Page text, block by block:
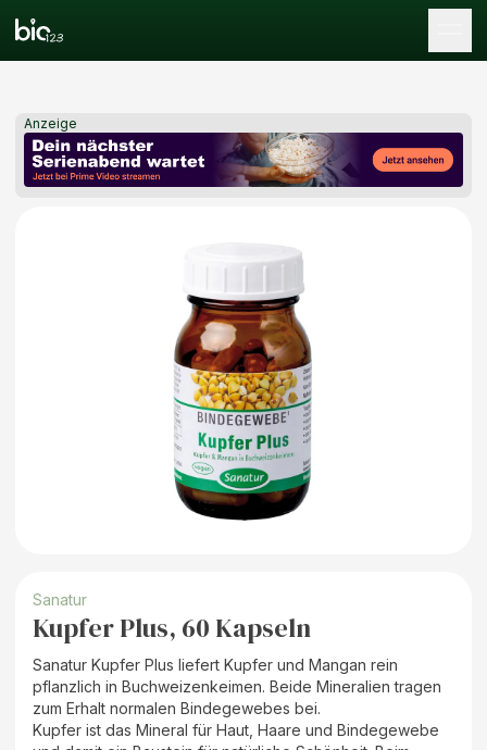
Anzeige
Sanatur
Kupfer Plus, 60 Kapseln
Sanatur Kupfer Plus liefert Kupfer und Mangan rein
pflanzlich in Buchweizenkeimen. Beide Mineralien tragen
zum Erhalt normalen Bindegewebes bei.
Kupfer ist das Mineral für Haut, Haare und Bindegewebe